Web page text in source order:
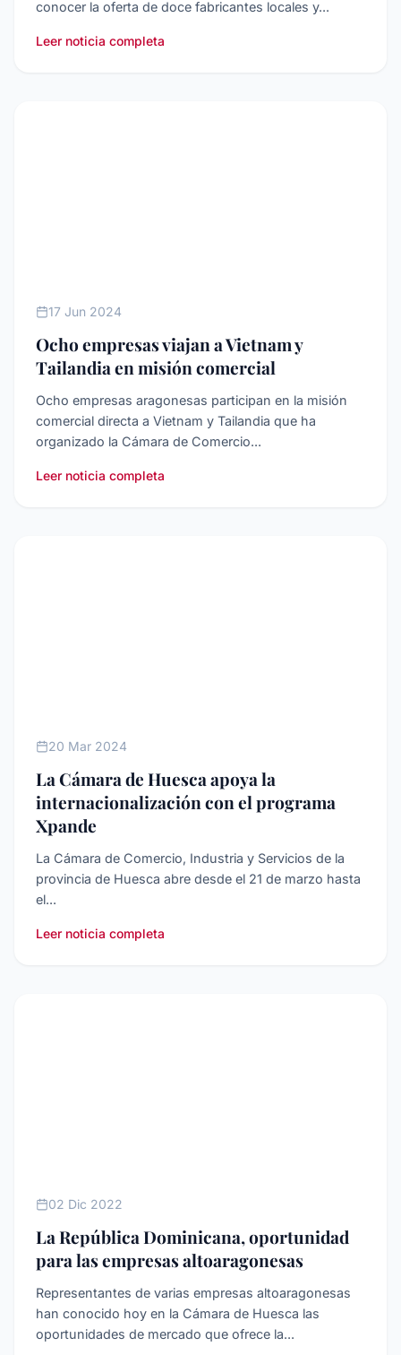
conocer la oferta de doce fabricantes locales y...
Leer noticia completa
17 Jun 2024
Ocho empresas viajan a Vietnam y
Tailandia en misión comercial
Ocho empresas aragonesas participan en la misión
comercial directa a Vietnam y Tailandia que ha
organizado la Cámara de Comercio...
Leer noticia completa
20 Mar 2024
La Cámara de Huesca apoya la
internacionalización con el programa
Xpande
La Cámara de Comercio, Industria y Servicios de la
provincia de Huesca abre desde el 21 de marzo hasta
el...
Leer noticia completa
02 Dic 2022
La República Dominicana, oportunidad
para las empresas altoaragonesas
Representantes de varias empresas altoaragonesas
han conocido hoy en la Cámara de Huesca las
oportunidades de mercado que ofrece la...